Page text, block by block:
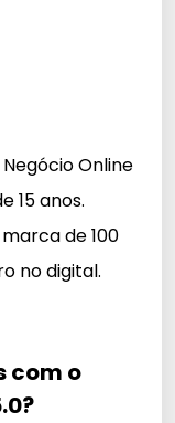
Online
15 anos.
de 100
no digital.
com o